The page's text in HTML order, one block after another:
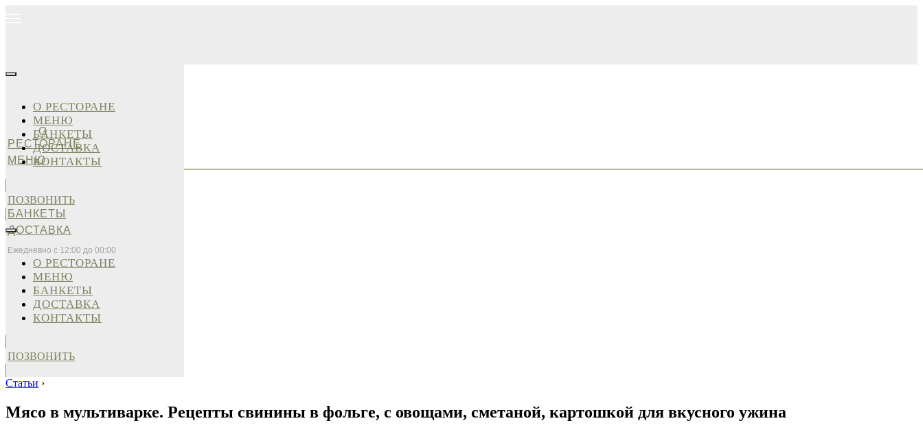
О
РЕСТОРАНЕ
МЕНЮ
БАНКЕТЫ
ДОСТАВКА
Ежедневно с 12:00 до 00:00
О РЕСТОРАНЕ
МЕНЮ
БАНКЕТЫ
ДОСТАВКА
КОНТАКТЫ
ПОЗВОНИТЬ
О РЕСТОРАНЕ
МЕНЮ
БАНКЕТЫ
ДОСТАВКА
КОНТАКТЫ
ПОЗВОНИТЬ
Статьи ›
Мясо в мультиварке. Рецепты свинины в фольге, с овощами, сметаной, картошкой для вкусного ужина